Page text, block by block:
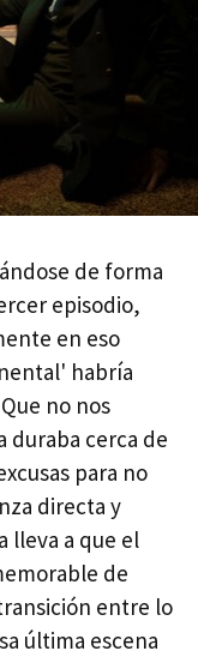
de forma
episodio,
en eso
habría
no nos
duraba cerca de
para no
directa y
lleva a que el
de
entre lo
última escena